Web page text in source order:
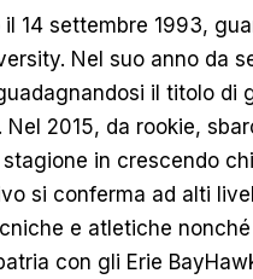
14 settembre 1993,
Nel suo anno da
il titolo di
Nel 2015, da rookie,
in crescendo
si conferma ad alti
e atletiche
con gli Erie